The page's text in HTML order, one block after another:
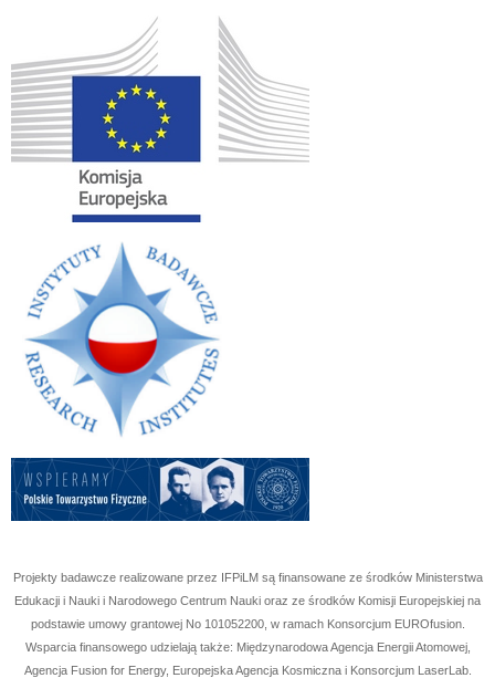
Projekty badawcze realizowane przez IFPiLM są finansowane ze środków Ministerstwa
Edukacji i Nauki i Narodowego Centrum Nauki oraz ze środków Komisji Europejskiej na
podstawie umowy grantowej No 101052200, w ramach Konsorcjum EUROfusion.
Wsparcia finansowego udzielają także: Międzynarodowa Agencja Energii Atomowej,
Agencja Fusion for Energy, Europejska Agencja Kosmiczna i Konsorcjum LaserLab.